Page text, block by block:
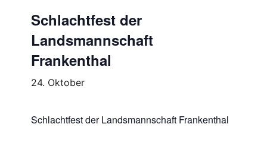
Schlachtfest der
Landsmannschaft
Frankenthal
24. Oktober
Schlachtfest der Landsmannschaft Frankenthal